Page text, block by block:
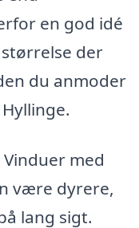
en god idé
der
du anmoder
Vinduer med
være dyrere,
lang sigt.